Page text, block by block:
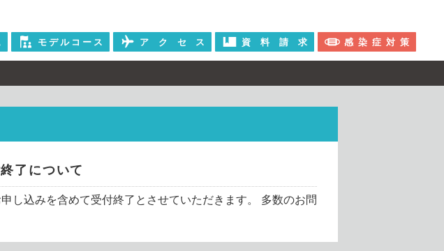
モ デ ル コ ー ス ア ク セ ス 資 料 請 求 感 染 症 対 策
了について
し込みを含めて受付終了とさせていただきます。
多数のお問